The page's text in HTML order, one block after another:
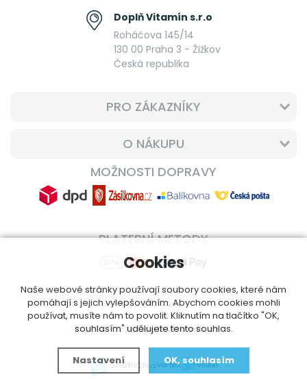
Doplň Vitamín s.r.o
Roháčova 145/14
130 00 Praha 3 - Žižkov
Česká republika
PRO ZÁKAZNÍKY
O NÁKUPU
MOŽNOSTI DOPRAVY
PLATEBNÍ METODY
© 2014 - 2026DoplnVitamin.cz
Cookies
Naše webové stránky používají soubory cookies, které nám
pomáhají s jejich vylepšováním. Abychom cookies mohli
používat, musíte nám to povolit. Kliknutím na tlačítko "OK,
souhlasím" udělujete tento souhlas.
Nastavení OK, souhlasím